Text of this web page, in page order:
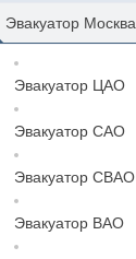
Эвакуатор Москва
Эвакуатор ЦАО
Эвакуатор САО
Эвакуатор СВАО
Эвакуатор ВАО